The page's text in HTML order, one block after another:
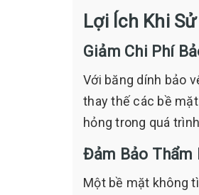
Lợi Ích Khi
Giảm Chi Phí
Với băng dính bảo
thay thế các bề
hỏng trong quá
Đảm Bảo Thẩm
Một bề mặt không